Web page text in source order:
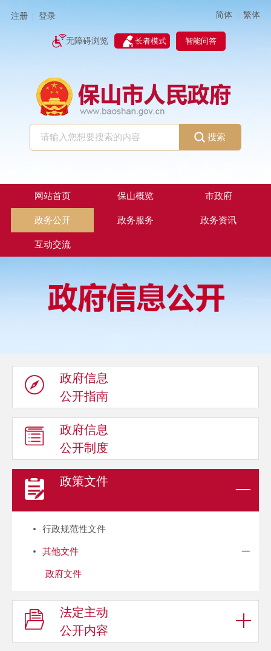
注册 登录 简体 | 繁体
无障碍浏览 长者模式 智能问答
搜索
网站首页 保山概览 市政府
政务公开 政务服务 政务资讯
互动交流
政府信息
公开指南
政府信息
公开制度
政策文件
行政规范性文件
其他文件
政府文件
法定主动
公开内容